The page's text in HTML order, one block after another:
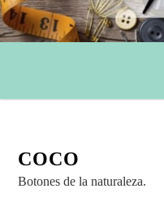
COCO
Botones de la naturaleza.